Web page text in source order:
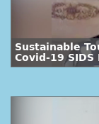
Sustainable
Covid-19